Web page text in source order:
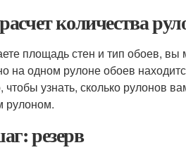
количества
площадь стен и тип обоев,
на одном рулоне обоев
чтобы узнать, сколько рулонов
рулоном.
резерв